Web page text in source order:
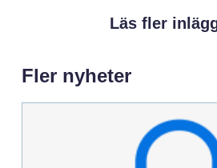
Läs fler
Fler nyheter